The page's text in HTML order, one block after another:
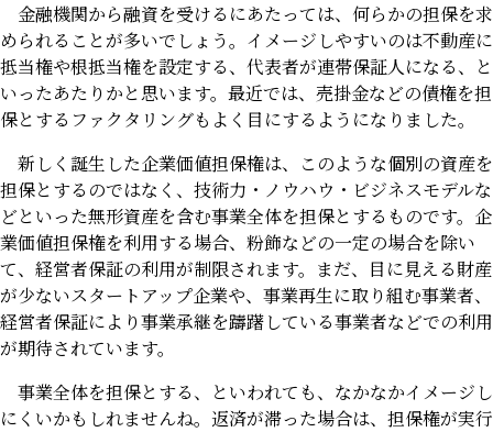
金融機関から融資を受けるにあたっては、何らかの担保を求
められることが多いでしょう。イメージしやすいのは不動産に
抵当権や根抵当権を設定する、代表者が連帯保証人になる、と
いったあたりかと思います。最近では、売掛金などの債権を担
保とするファクタリングもよく目にするようになりました。
新しく誕生した企業価値担保権は、このような個別の資産を
担保とするのではなく、技術力・ノウハウ・ビジネスモデルな
どといった無形資産を含む事業全体を担保とするものです。企
業価値担保権を利用する場合、粉飾などの一定の場合を除い
て、経営者保証の利用が制限されます。まだ、目に見える財産
が少ないスタートアップ企業や、事業再生に取り組む事業者、
経営者保証により事業承継を躊躇している事業者などでの利用
が期待されています。
事業全体を担保とする、といわれても、なかなかイメージし
にくいかもしれませんね。返済が滞った場合は、担保権が実行